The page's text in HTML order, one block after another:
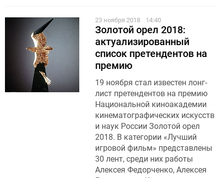
23 ноября 2018 14:40
Золотой орел 2018:
актуализированный
список претендентов на
премию
19 ноября стал известен лонг-
лист претендентов на премию
Национальной киноакадемии
кинематографических искусств
и наук России Золотой орел
2018. В категории «Лучший
игровой фильм» представлены
30 лент, среди них работы
Алексея Федорченко, Алексея